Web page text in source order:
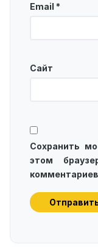
Email *
Сайт
Сохранить
этом